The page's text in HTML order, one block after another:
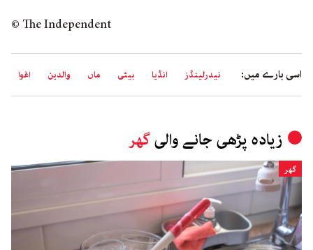
© The Independent
اسی بارے میں: نیدرلینڈز انڈیا بیٹی ماں والدین اغوا
زیادہ پڑھی جانے والیگھر
گھر